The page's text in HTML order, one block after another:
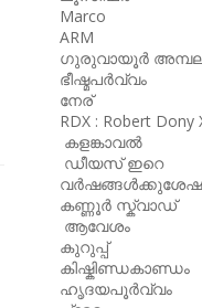
Marco :
ARM :
ഗുരുവായൂർ
നേര് :
RDX : Robert
കളങ്കാവൽ '
ഡീയസ് ഇറെ
കണ്ണൂർ
ആവേശം :
കുറുപ്പ് :